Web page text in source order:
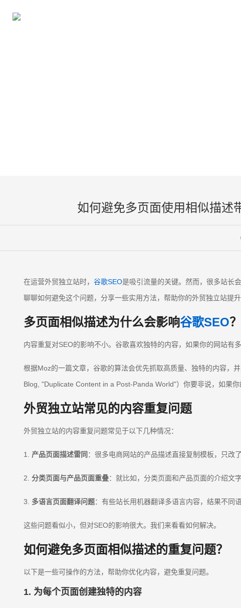
如何避免多页面使用相似描述
在运营外贸独立站时， 谷歌SEO是吸引流量的关键。然而，很多站长
聊聊如何避免这个问题，分享一些实用方法，帮助你的外贸独立站提升
多页面相似描述为什么会影响谷歌SEO？
内容重复对SEO的影响不小。谷歌喜欢独特的内容，如果你的网站有
根据Moz的一篇文章，谷歌的算法会优先抓取高质量、独特的内容，
Blog, "Duplicate Content in a Post-Panda World"）你要非说，如果
外贸独立站常见的内容重复问题
外贸独立站的内容重复问题常见于以下几种情况：
1. 产品页面描述雷同 ：很多电商网站的产品描述直接复制模板，只改
2. 分类页面与产品页面重叠：就比如，分类页面和产品页面的介绍文
3. 多语言页面翻译问题：有些站长用机器翻译多语言内容，结果不同
这些问题看似小，但对SEO的影响很大。我们来看看如何解决。
如何避免多页面相似描述的重复问题？
以下是一些可操作的方法，帮助你优化内容，避免重复问题。
1. 为每个页面创建独特的内容